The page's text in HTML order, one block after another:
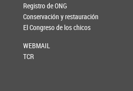
Registro de ONG
Conservación y restauración
El Congreso de los chicos
WEBMAIL
TCR